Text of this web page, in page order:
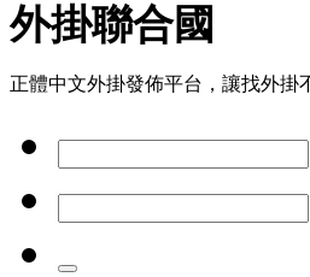
外掛聯合國
正體中文外掛發佈平台，讓找外掛